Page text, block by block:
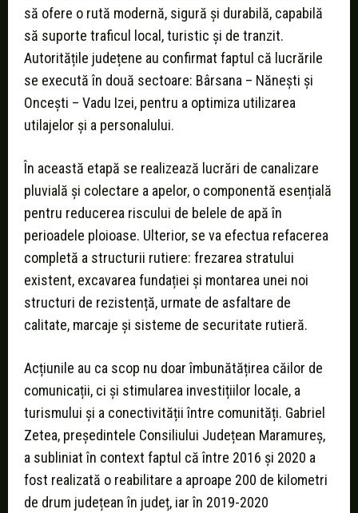
să ofere o rută modernă, sigură și durabilă, capabilă
să suporte traficul local, turistic și de tranzit.
Autoritățile județene au confirmat faptul că lucrările
se execută în două sectoare: Bârsana – Nănești și
Oncești – Vadu Izei, pentru a optimiza utilizarea
utilajelor și a personalului.
În această etapă se realizează lucrări de canalizare
pluvială și colectare a apelor, o componentă esențială
pentru reducerea riscului de belele de apă în
perioadele ploioase. Ulterior, se va efectua refacerea
completă a structurii rutiere: frezarea stratului
existent, excavarea fundației și montarea unei noi
structuri de rezistență, urmate de asfaltare de
calitate, marcaje și sisteme de securitate rutieră.
Acțiunile au ca scop nu doar îmbunătățirea căilor de
comunicații, ci și stimularea investițiilor locale, a
turismului și a conectivității între comunități. Gabriel
Zetea, președintele Consiliului Județean Maramureș,
a subliniat în context faptul că între 2016 și 2020 a
fost realizată o reabilitare a aproape 200 de kilometri
de drum județean în județ, iar în 2019-2020